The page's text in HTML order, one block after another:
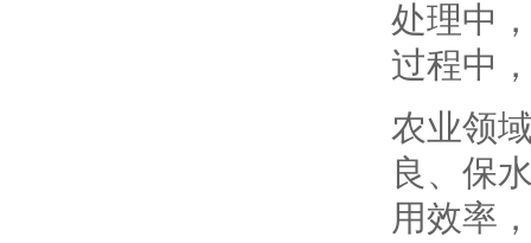
处理中
过程中
农业领
良、保
用效率